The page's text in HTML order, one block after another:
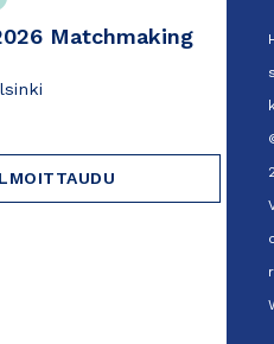
Matchmaking